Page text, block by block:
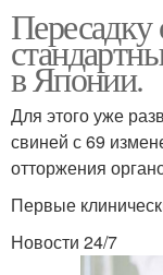
в Японии.
Для этого уже
свиней с 69
отторжения
Первые
Новости 24/7